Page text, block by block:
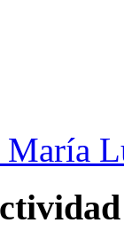
María